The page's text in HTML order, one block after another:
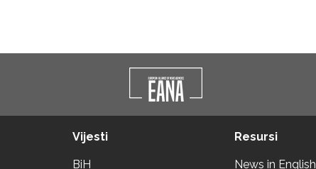
Vijesti
BiH
Resursi
News in English